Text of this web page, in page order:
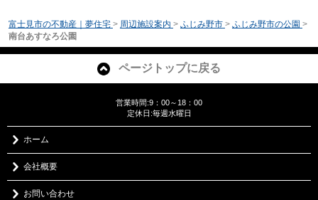
富士見市の不動産｜夢住宅 > 周辺施設案内 > ふじみ野市 > ふじみ野市の公園 >
南台あすなろ公園
ページトップに戻る
営業時間:9：00～18：00
定休日:毎週水曜日
ホーム
会社概要
お問い合わせ